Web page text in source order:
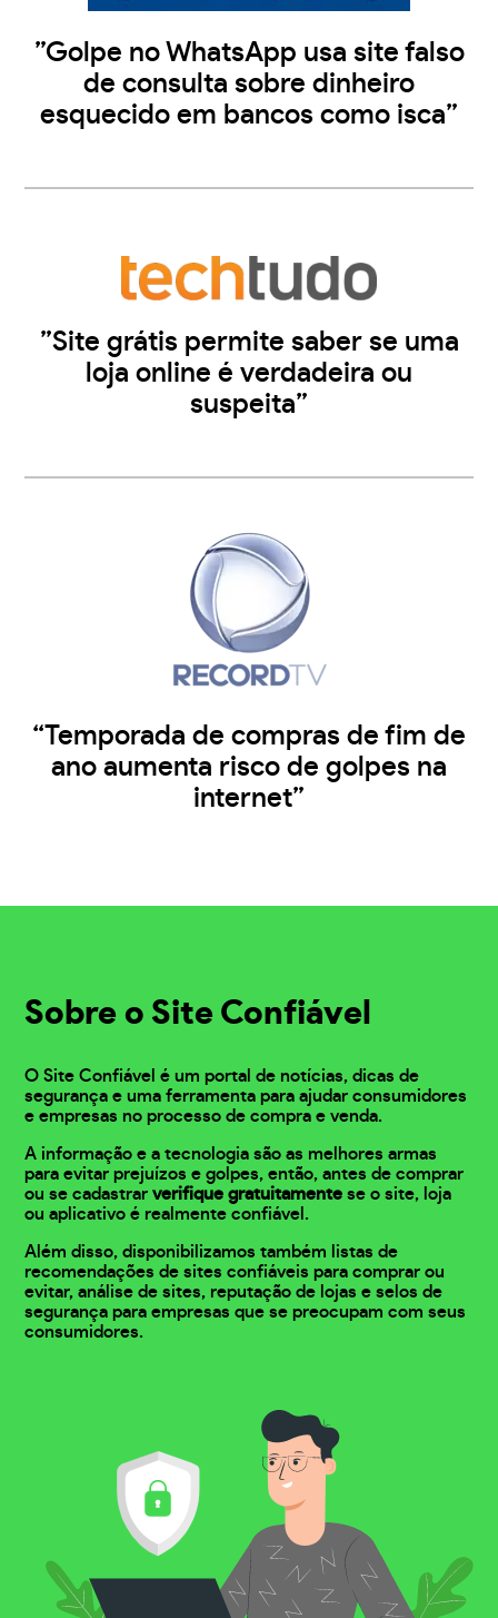
”Golpe no WhatsApp usa site falso
de consulta sobre dinheiro
esquecido em bancos como isca”
”Site grátis permite saber se uma
loja online é verdadeira ou
suspeita”
“Temporada de compras de fim de
ano aumenta risco de golpes na
internet”
Sobre o Site Confiável
O Site Confiável é um portal de notícias, dicas de
segurança e uma ferramenta para ajudar consumidores
e empresas no processo de compra e venda.
A informação e a tecnologia são as melhores armas
para evitar prejuízos e golpes, então, antes de comprar
ou se cadastrarverifique gratuitamente se o site, loja
ou aplicativo é realmente confiável.
Além disso, disponibilizamos também listas de
recomendações de sites confiáveis para comprar ou
evitar, análise de sites, reputação de lojas e selos de
segurança para empresas que se preocupam com seus
consumidores.